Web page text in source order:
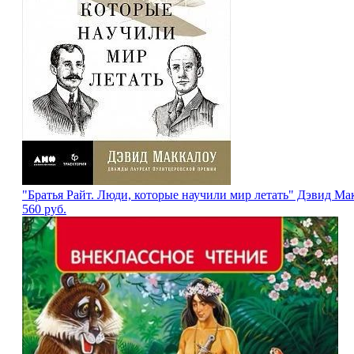
"Братья Райт. Люди, которые научили мир летать" Дэвид
560 руб.